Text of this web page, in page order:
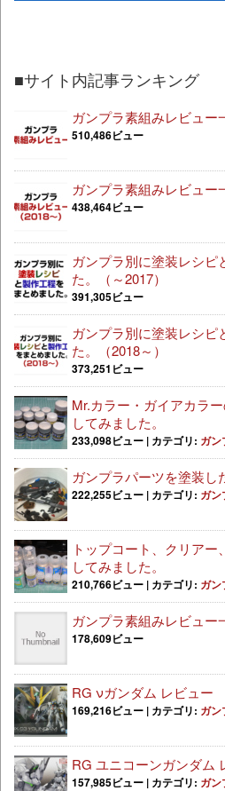
■サイト内記事ランキング
ガンプラ素組みレビュー
510,486ビュー
ガンプラ素組みレビュー
438,464ビュー
ガンプラ別に塗装レシピ
た。（～2017）
391,305ビュー
ガンプラ別に塗装レシピ
た。（2018～）
373,251ビュー
Mr.カラー・ガイアカラ
してみました。
233,098ビュー | カテゴリ: ガン
ガンプラパーツを塗装し
222,255ビュー | カテゴリ: ガン
トップコート、クリア
してみました。
210,766ビュー | カテゴリ: ガン
ガンプラ素組みレビュー
178,609ビュー
RG νガンダム レビュー
169,216ビュー | カテゴリ: ガン
RG ユニコーンガンダム
157,985ビュー | カテゴリ: ガン